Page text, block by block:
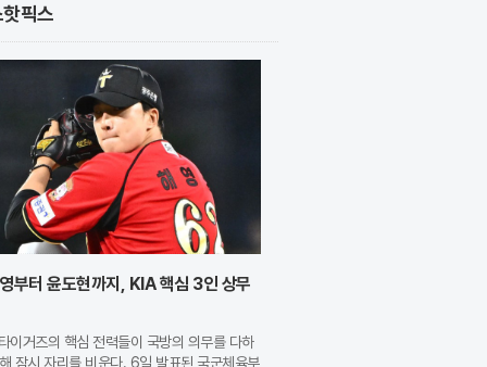
픽스
부터 윤도현까지, KIA 핵심 3인 상무
이거즈의 핵심 전력들이 국방의 의무를 다하
잠시 자리를 비운다. 6일 발표된 국군체육부